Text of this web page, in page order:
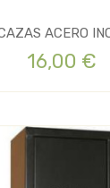
ACERO
16,00 €